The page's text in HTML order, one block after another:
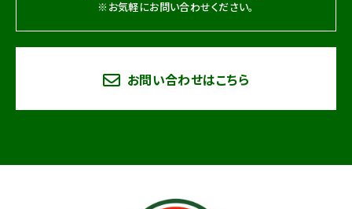
※お気軽にお問い合わせください。
お問い合わせはこちら